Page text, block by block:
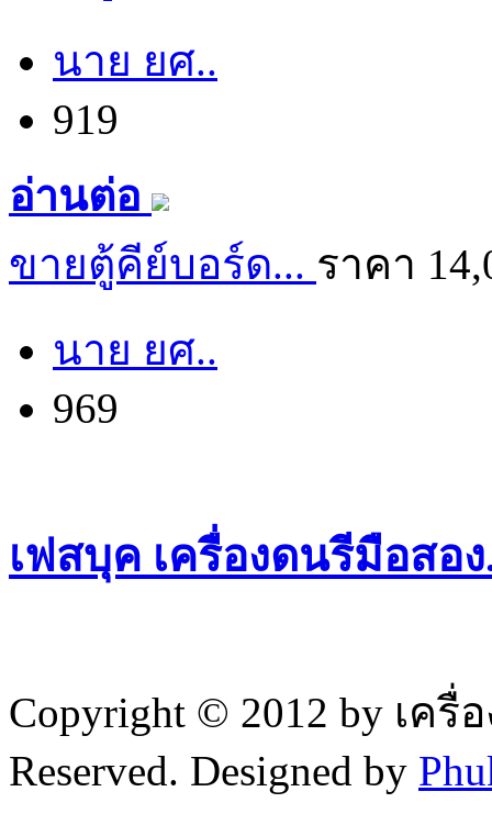
นาย ยศ..
919
อ่านต่อ
ขายตู้คีย์บอร์ด... ราคา
นาย ยศ..
969
เฟสบุค เครื่องดนรีมือสอง
Copyright © 2012 by เค
Reserved. Designed by